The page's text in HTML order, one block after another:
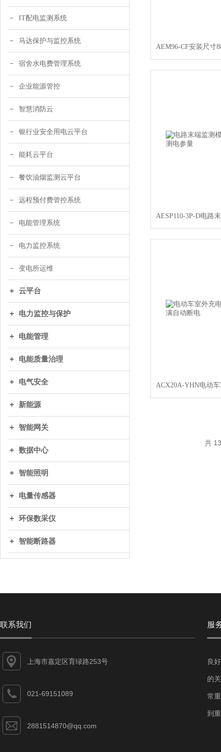
IT配电监测系统
马达保护与监控系统
宿舍水电费管理系统
企业能源管控
智慧消防云
银行业安全用电云平台
能耗云平台
餐饮油烟监测云平台
远程预付费管控系统
电能管理系统
电力监控系统
变电所运维
云平台
电力监控与保护
电能管理
电能质量治理
电气安全
新能源
智能网关
数据中心
智能照明
电量传感器
环保数采仪
智能断路器
共
联系我们
上海市嘉定区育绿路253号
021-69151089
2881514870@qq.com
服
良
的
常
到